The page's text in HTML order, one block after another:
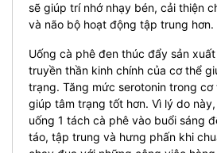
sẽ giúp trí nhớ nhạy bén, cải thiện
và não bộ hoạt động tập trung hơn.
Uống cà phê đen thúc đẩy sản
truyền thần kinh chính của cơ thể
trạng. Tăng mức serotonin trong
giúp tâm trạng tốt hơn. Vì lý do
uống 1 tách cà phê vào buổi sáng
táo, tập trung và hưng phấn khi